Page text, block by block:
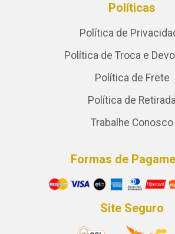
Políticas
Política de
Política de Troca e
Política de Frete
Política de
Trabalhe Conosco
Formas de
Site Seguro